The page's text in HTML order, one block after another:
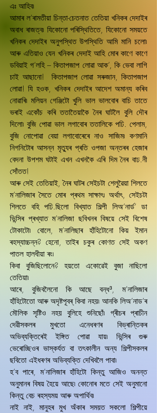
এঃ আহিব৷
আমাৰ ল’ৰামতীয়া চিন্তা-চেতনাত তেতিয়া খনিকৰ দেদাইৰ
অবাধ ৰাজত্ব৷ যিকোনো পৰিস্থিতিতে, যিকোনো সময়তে
খনিকৰ দেদাইৰ অনুপস্থিত উপস্থিতি আমি মানি চলো৷
আৰু এতিয়াও যেন খনিকৰ দেদাই আহি মোৰ কাণে কাণে
ডবিয়াই গ’লহি – কিতাপজাপ লোৱা আক’, কি ভেবা লাগি
চাই আছানো! কিতাপজাপ লোৱা সৰুজান, কিতাপজাপ
লোৱা! যি হওক, খনিকৰ দেদাইৰ আদেশ অমান্য কৰিব
নোৱাৰি৷ মলিয়ন গেঞ্জিটো খুলি ভাল ভালবোৰ বাচি তাতে
ভৰাই একোঁচ কৰি ততাতৈয়াকৈ নৈৰ ঘাটলৈ বুলি দৌৰ
দিলো৷ বুজি পোৱা ভাল লগাবোৰ ততালিকে পঢি. পেলাম,
বুজি নোপোৱা বেয়া লগাবোৰেৰে নাও সাজিম৷ কণমানি
নিগনিটোৰ আসন্ন মৃতু্যৰ প্ৰতি ওপজা অন্তৰৰ হেজাৰ
বেদনা উপশম ঘটাই এখন এখনকৈ এৰি দিম নৈৰ বাঢ.নী
সোঁতত!
আৰু সেই তেতিয়াই, নৈৰ ঘাটৰ সেইচটা শেলুৱৈয়া শিলতে
ম’নালিজাৰ সৈতে মোৰ প্ৰথম সাক্ষাৎ৷ অৰ্থাৎ, সেইচটা
শিলতে বহি পঢি.ছিলো বিখ্যাত শিল্পী লিঅ’নাৰ্ড’ ডা
ভিন্সিৰ প্ৰখ্যাত ম’নালিজা ছবিখনৰ বিষয়ে সেই বিশেষ
টোকাটো৷ বোলে, ম’নালিছাৰ হাঁহিটোনো কিয় ইমান
ৰহস্যাচ্চন্ন? হেনো, তাইৰ চকুৰ কোণত সেই অকণ
পাতল হালধীয়া ৰং৷
কিবা বুজিছিলোনে? হয়তো একোৱেই বুজা নাছিলো
তেতিয়া৷
আৰে, বুজিবলৈনো কি আছে বন্ধ³, ম’নালিজাৰ
হাঁহিটোতো আৰু অদৃষ্টপূবৰ্ কিবা নহয়৷ আনকি লিঅ’নাড’ৰ
মৌলিক সৃষ্টিও নহয় বুলিহে শুনিছোঁ৷ গ্ৰীচৰ প্ৰাচীন
দেৱীসকলৰ মুখতো এনেধৰণৰ বিভ্ৰান্তিকৰ
অভিব্যক্তিৰেই ইঙ্গিত পোৱা যায়৷ ভিন্সিৰ গুৰু
ভেৰোচ্ছিওৰ ভাস্কৰ্যত বা তৎকালীন অন্য শিল্পীসকলৰ
ছবিতো এইধৰণৰ অভিব্যক্তি দেখিবলৈ পাবা৷
হ’ব পাৰে, ম’নালিজাৰ হাঁহিটো কিন্তু আজিও অনন্ত
অনুমানৰ বিষয় হৈয়ে আছে৷ কোনোৰ মতে সেই অনুমানো
কিন্তু বেচ ৰহস্যময় আৰু অপাৰ্থিব৷
নাই নাই, মানুহৰ মুখ অঁকাৰ সময়ত সকলো শিল্পীয়ে